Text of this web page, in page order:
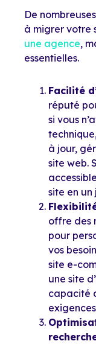
De
à migrer votre
une agence,
essentielles.
Facilité
réputé
si vous
à jour,
site web.
site en un
offre des
pour
vos
site e-
une site
capacité